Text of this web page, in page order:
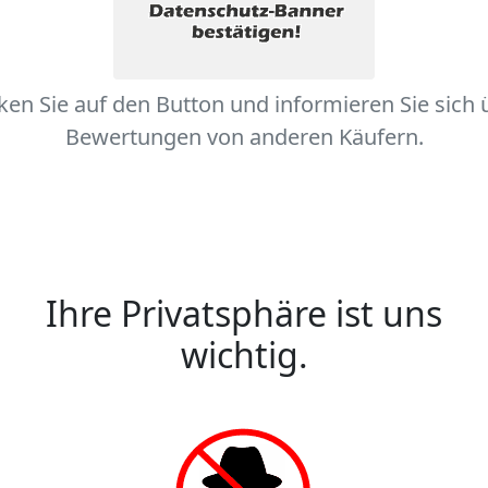
Sie auf den Button und informieren Sie sich
Bewertungen von anderen Käufern.
Ihre Privatsphäre ist uns
wichtig.